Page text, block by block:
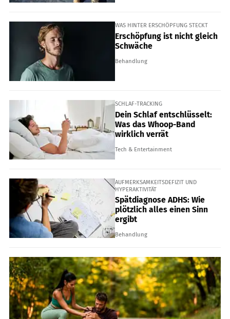
WAS HINTER ERSCHÖPFUNG STECKT
Erschöpfung ist nicht gleich
Schwäche
Behandlung
SCHLAF-TRACKING
Dein Schlaf entschlüsselt:
Was das Whoop-Band
wirklich verrät
Tech & Entertainment
AUFMERKSAMKEITSDEFIZIT UND
HYPERAKTIVITÄT
Spätdiagnose ADHS: Wie
plötzlich alles einen Sinn
ergibt
Behandlung